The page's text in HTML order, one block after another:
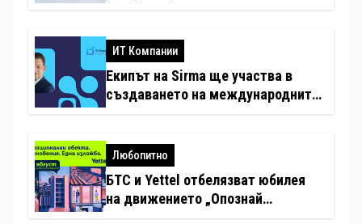
ИТ Компании
Екипът на Sirma ще участва в
създаването на международните
хотелиерството
Любопитно
БТС и Yettel отбелязват юбилея
на движението „Опознай